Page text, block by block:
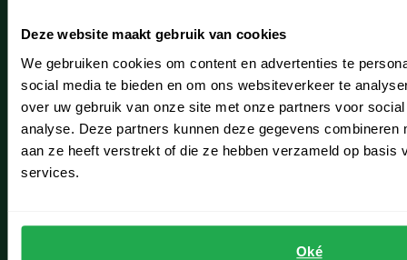
Deze website maakt gebruik van cookies
We gebruiken cookies om content en advertenties te
social media te bieden en om ons websiteverkeer te
over uw gebruik van onze site met onze partners voor
analyse. Deze partners kunnen deze gegevens combineren
aan ze heeft verstrekt of die ze hebben verzameld op basis
services.
Oké
Leiderdorp
Noordwijk
Openingstijden winkels